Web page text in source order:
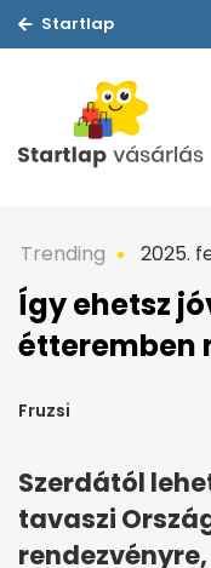
Startlap
Trending 2025.
Így ehetsz
étteremben
Fruzsi
Szerdától
tavaszi